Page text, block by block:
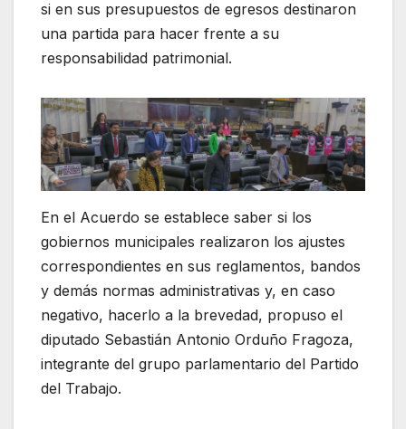
si en sus presupuestos de egresos destinaron
una partida para hacer frente a su
responsabilidad patrimonial.
En el Acuerdo se establece saber si los
gobiernos municipales realizaron los ajustes
correspondientes en sus reglamentos, bandos
y demás normas administrativas y, en caso
negativo, hacerlo a la brevedad, propuso el
diputado Sebastián Antonio Orduño Fragoza,
integrante del grupo parlamentario del Partido
del Trabajo.